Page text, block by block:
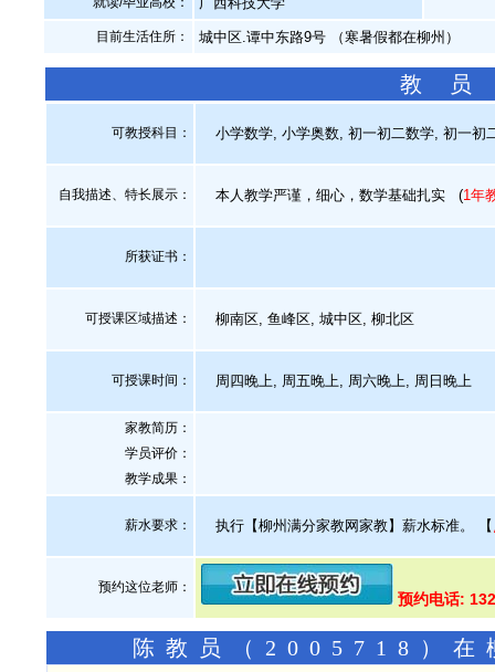
目前生活住所： 城中区.谭中东路9号 （寒暑假都在柳州）
教 员
可教授科目： 小学数学, 小学奥数, 初一初二数学, 初一初
自我描述、特长展示 ： 本人教学严谨，细心，数学基础扎实 (1年
所获证书 ：
可授课区域描述： 柳南区, 鱼峰区, 城中区, 柳北区
可授课时间： 周四晚上, 周五晚上, 周六晚上, 周日晚上
家教简历：
学员评价：
教学成果：
薪水要求： 执行【柳州满分家教网家教】薪水标准。 【
预约这位老师：
预约电话:
陈教员（2005718）在